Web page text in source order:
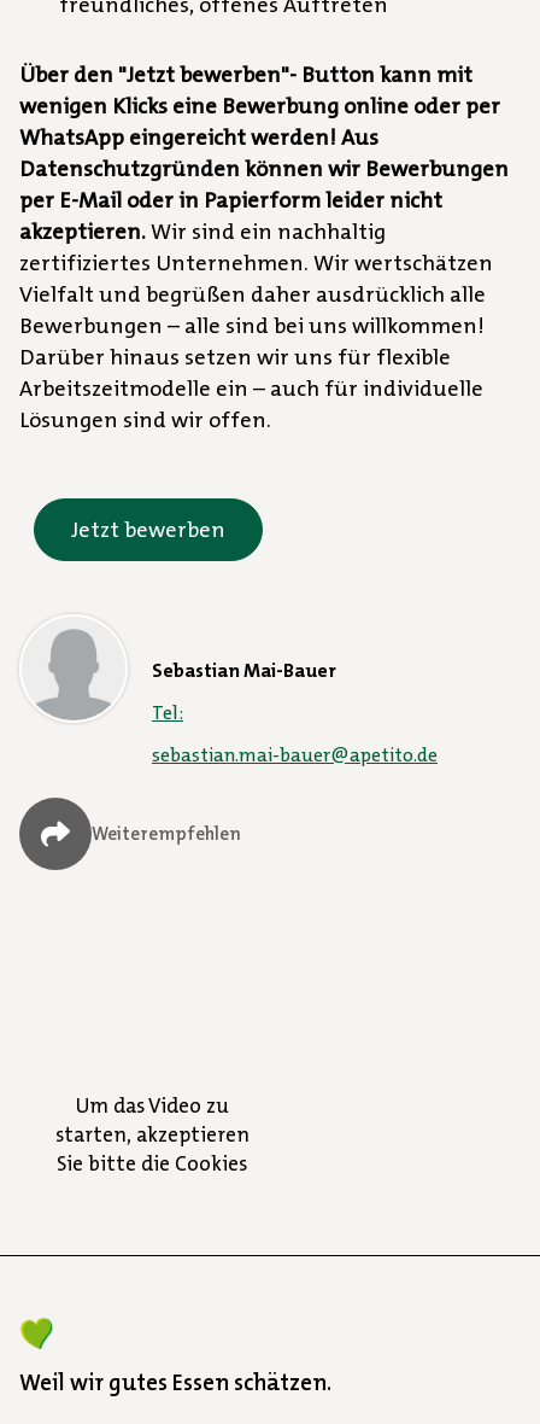
Über den "Jetzt bewerben"- Button kann mit
wenigen Klicks eine Bewerbung online oder per
WhatsApp eingereicht werden! Aus
Datenschutzgründen können wir Bewerbungen
per E-Mail oder in Papierform leider nicht
akzeptieren.Wir sind ein nachhaltig
zertifiziertes Unternehmen. Wir wertschätzen
Vielfalt und begrüßen daher ausdrücklich alle
Bewerbungen – alle sind bei uns willkommen!
Darüber hinaus setzen wir uns für flexible
Arbeitszeitmodelle ein – auch für individuelle
Lösungen sind wir offen.
Jetzt bewerben
Sebastian Mai-Bauer
Tel:
sebastian.mai-bauer@apetito.de
Weiterempfehlen
Um das Video zu
starten, akzeptieren
Sie bitte die Cookies
Weil wir gutes Essen schätzen.